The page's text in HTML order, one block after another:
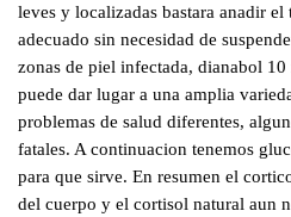
leves y localizadas bastara anadir
adecuado sin necesidad de
zonas de piel infectada, dianabol
puede dar lugar a una amplia
problemas de salud diferentes,
fatales. A continuacion tenemos
para que sirve. En resumen el
del cuerpo y el cortisol natural aun